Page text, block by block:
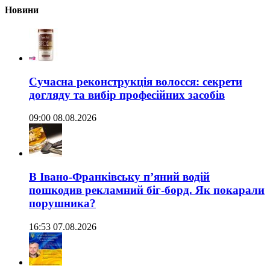
Новини
Сучасна реконструкція волосся: секрети
догляду та вибір професійних засобів
09:00 08.08.2026
В Івано-Франківську п’яний водій
пошкодив рекламний біг-борд. Як покарали
порушника?
16:53 07.08.2026